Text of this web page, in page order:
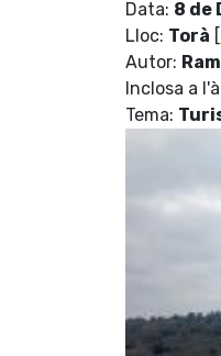
Data: 8 de
Lloc: Torà [
Autor:
Inclosa a
Tema: